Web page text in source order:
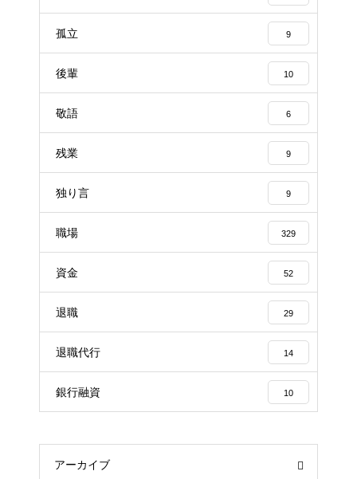
孤立 9
後輩 10
敬語 6
残業 9
独り言 9
職場 329
資金 52
退職 29
退職代行 14
銀行融資 10
アーカイブ